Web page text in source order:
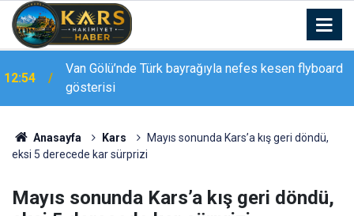
12:47 Elazığ’da drift atan sürücü kameraya yansıdı
Anasayfa Kars
Mayıs sonunda Kars’a kış geri döndü,
eksi 5 derecede kar sürprizi
Mayıs sonunda Kars’a kış geri döndü,